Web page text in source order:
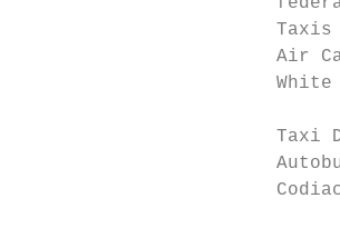
                       Taxis
Air
Taxi